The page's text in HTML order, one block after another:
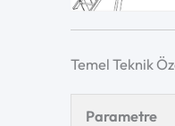
Temel Teknik
Parametre